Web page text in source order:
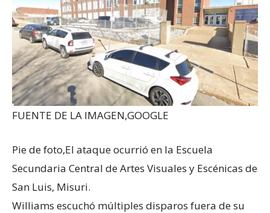
FUENTE DE LA IMAGEN,GOOGLE
Pie de foto,El ataque ocurrió en la Escuela
Secundaria Central de Artes Visuales y Escénicas de
San Luis, Misuri.
Williams escuchó múltiples disparos fuera de su